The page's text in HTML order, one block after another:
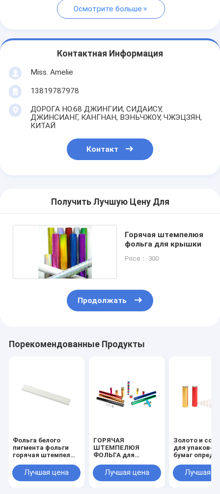
Осмотрите больше
Контактная Информация
Miss. Amelie
13819787978
ДОРОГА НО.68 ДЖИНГИИ, СИДАИСУ,
ДЖИНСИАНГ, КАНГНАН, ВЭНЬЧЖОУ, ЧЖЭЦЗЯН,
КИТАЙ
Контакт
Получить Лучшую Цену Для
Горячая штемпелюя
фольга для крышки
Price： 300
Продолжать
Порекомендованные Продукты
Фольга белого
пигмента фольги
горячая штемпелюя
2021 размера
64cm*120m
Лучшая цена
ГОРЯЧАЯ
ШТЕМПЕЛЮЯ
ФОЛЬГА для
2021 размера
64cm*120m
Лучшая цена
Золото и
для
бумаг
крена 2021
64cm*120m
Лучшая